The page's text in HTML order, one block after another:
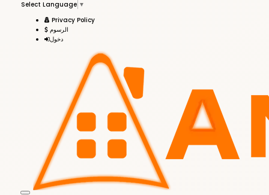
Select Language ▼
Privacy Policy
الرسوم
دخول